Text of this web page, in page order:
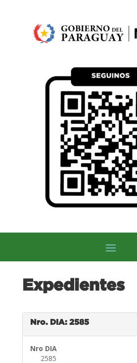
Expedientes
Nro. DIA: 2585
Nro DIA
2585